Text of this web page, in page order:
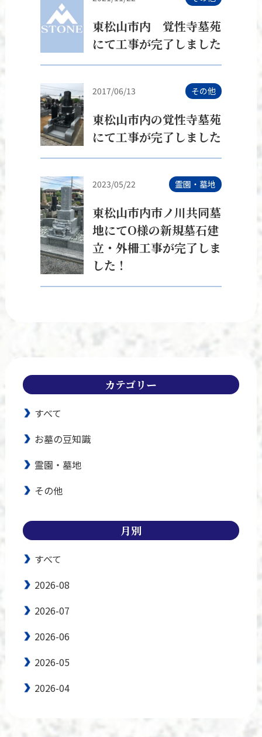
東松山市内 覚性寺墓苑
にて工事が完了しました
2017/06/13 その他
東松山市内の覚性寺墓苑
にて工事が完了しました
2023/05/22 霊園・墓地
東松山市内市ノ川共同墓
地にてO様の新規墓石建
立・外柵工事が完了しま
した！
カテゴリー
すべて
お墓の豆知識
霊園・墓地
その他
月別
すべて
2026-08
2026-07
2026-06
2026-05
2026-04